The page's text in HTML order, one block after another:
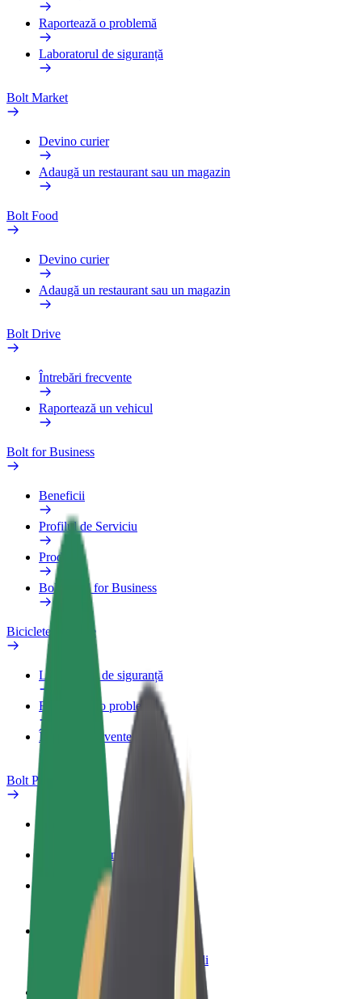
Raportează o problemă
Laboratorul de siguranță
Bolt Market
Devino curier
Adaugă un restaurant sau un magazin
Bolt Food
Devino curier
Adaugă un restaurant sau un magazin
Bolt Drive
Întrebări frecvente
Raportează un vehicul
Bolt for Business
Beneficii
Profilul de Serviciu
Produse
Bolt Food for Business
Biciclete electrice
Laboratorul de siguranță
Raportează o problemă
Întrebări frecvente
Bolt Plus
Cum devii membru
Întrebări frecvente
Devino șofer
Câștigă bani după propriile reguli